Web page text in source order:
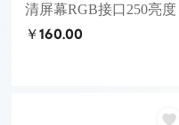
清屏幕RGB接口250亮度
￥160.00